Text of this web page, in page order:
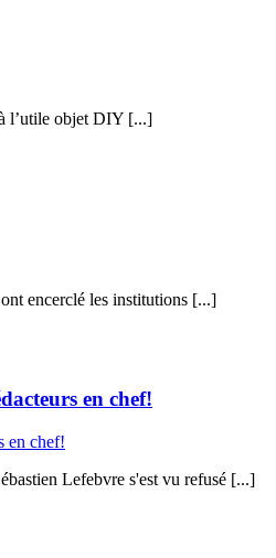
l’utile objet DIY [...]
encerclé les institutions [...]
en chef!
Lefebvre s'est vu refusé [...]